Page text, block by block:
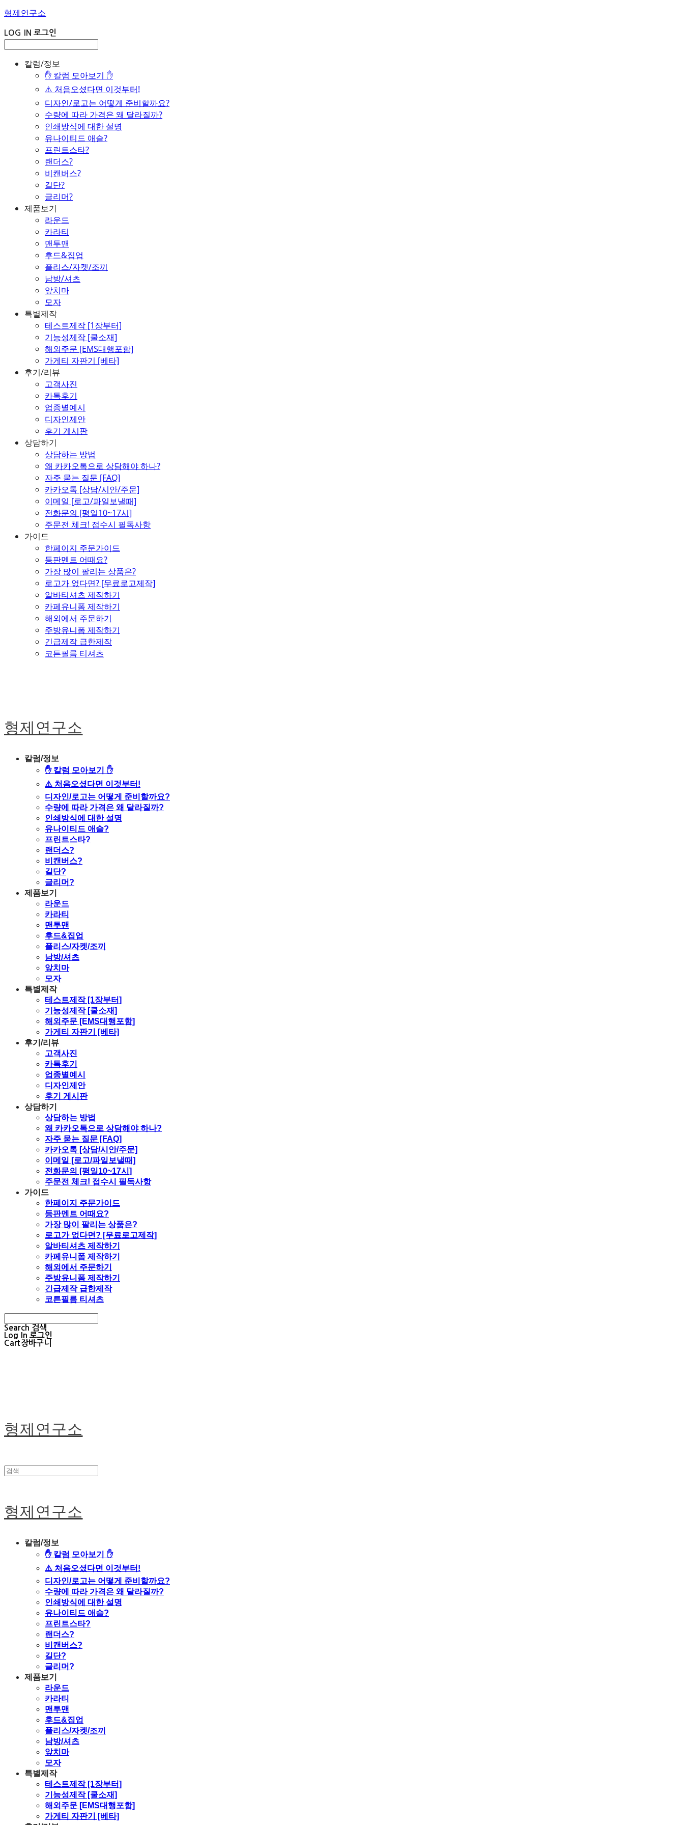
형제연구소
LOG IN 로그인
칼럼/정보
✋ 칼럼 모아보기 ✋
⚠️ 처음오셨다면 이것부터!
디자인/로고는 어떻게 준비할까요?
수량에 따라 가격은 왜 달라질까?
인쇄방식에 대한 설명
유나이티드 애슬?
프린트스타?
랜더스?
비캔버스?
길단?
글리머?
제품보기
라운드
카라티
맨투맨
후드&집업
플리스/자켓/조끼
남방/셔츠
앞치마
모자
특별제작
테스트제작 [1장부터]
기능성제작 [쿨소재]
해외주문 [EMS대행포함]
가게티 자판기 [베타]
후기/리뷰
고객사진
카톡후기
업종별예시
디자인제안
후기 게시판
상담하기
상담하는 방법
왜 카카오톡으로 상담해야 하나?
자주 묻는 질문 [FAQ]
카카오톡 [상담/시안/주문]
이메일 [로고/파일보낼때]
전화문의 [평일10~17시]
주문전 체크! 접수시 필독사항
가이드
한페이지 주문가이드
등판멘트 어때요?
가장 많이 팔리는 상품은?
로고가 없다면? [무료로고제작]
알바티셔츠 제작하기
카페유니폼 제작하기
해외에서 주문하기
주방유니폼 제작하기
긴급제작 급한제작
코튼필름 티셔츠
형제연구소
칼럼/정보
✋ 칼럼 모아보기 ✋
⚠️ 처음오셨다면 이것부터!
디자인/로고는 어떻게 준비할까요?
수량에 따라 가격은 왜 달라질까?
인쇄방식에 대한 설명
유나이티드 애슬?
프린트스타?
랜더스?
비캔버스?
길단?
글리머?
제품보기
라운드
카라티
맨투맨
후드&집업
플리스/자켓/조끼
남방/셔츠
앞치마
모자
특별제작
테스트제작 [1장부터]
기능성제작 [쿨소재]
해외주문 [EMS대행포함]
가게티 자판기 [베타]
후기/리뷰
고객사진
카톡후기
업종별예시
디자인제안
후기 게시판
상담하기
상담하는 방법
왜 카카오톡으로 상담해야 하나?
자주 묻는 질문 [FAQ]
카카오톡 [상담/시안/주문]
이메일 [로고/파일보낼때]
전화문의 [평일10~17시]
주문전 체크! 접수시 필독사항
가이드
한페이지 주문가이드
등판멘트 어때요?
가장 많이 팔리는 상품은?
로고가 없다면? [무료로고제작]
알바티셔츠 제작하기
카페유니폼 제작하기
해외에서 주문하기
주방유니폼 제작하기
긴급제작 급한제작
코튼필름 티셔츠
Search 검색
Log In 로그인
Cart장바구니
형제연구소
형제연구소
칼럼/정보
✋ 칼럼 모아보기 ✋
⚠️ 처음오셨다면 이것부터!
디자인/로고는 어떻게 준비할까요?
수량에 따라 가격은 왜 달라질까?
인쇄방식에 대한 설명
유나이티드 애슬?
프린트스타?
랜더스?
비캔버스?
길단?
글리머?
제품보기
라운드
카라티
맨투맨
후드&집업
플리스/자켓/조끼
남방/셔츠
앞치마
모자
특별제작
테스트제작 [1장부터]
기능성제작 [쿨소재]
해외주문 [EMS대행포함]
가게티 자판기 [베타]